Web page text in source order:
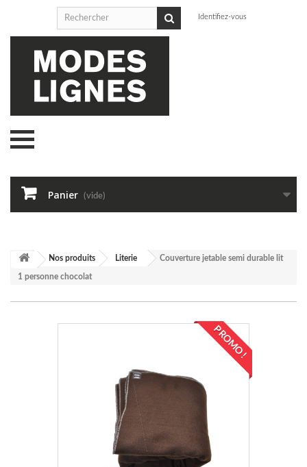
Identifiez-vous
Panier (vide)
Nos produits Literie Couverture jetable semi durable lit
1 personne chocolat
PROMO !